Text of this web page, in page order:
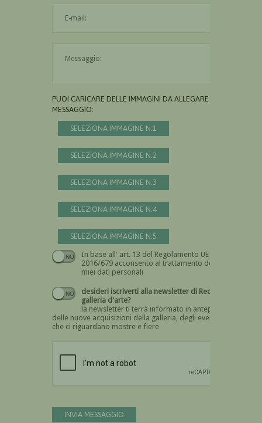
PUOI CARICARE DELLE IMMAGINI DA ALLEGARE AL
MESSAGGIO:
SELEZIONA IMMAGINE N.1
SELEZIONA IMMAGINE N.2
SELEZIONA IMMAGINE N.3
SELEZIONA IMMAGINE N.4
SELEZIONA IMMAGINE N.5
In base all' art. 13 del Regolamento UE n.
2016/679 acconsento al trattamento dei
miei dati personali
Devi dare il consenso
desideri iscriverti alla newsletter di Recta
galleria d'arte?
la newsletter ti terrà informato in anteprima
delle nuove acquisizioni della galleria, degli eventi
che ci riguardano mostre e fiere
INVIA MESSAGGIO